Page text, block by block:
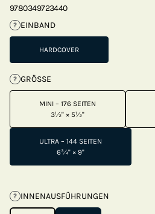
9780349723440
? EINBAND
HARDCOVER
? GRÖSSE
MINI – 176 SEITEN
3½" × 5½"
ULTRA – 144 SEITEN
6¾" × 9"
? INNENAUSFÜHRUNGEN